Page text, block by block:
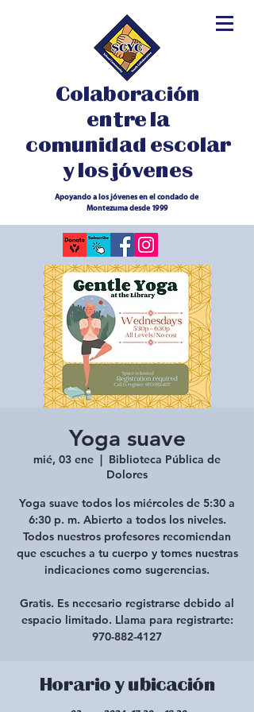
Colaboración
entre la
comunidad escolar
y los jóvenes
Apoyando a los jóvenes en el condado de
Montezuma desde 1999
Yoga suave
mié, 03 ene
  |
Biblioteca Pública de
Dolores
Yoga suave todos los miércoles de 5:30 a
6:30 p. m. Abierto a todos los niveles.
Todos nuestros profesores recomiendan
que escuches a tu cuerpo y tomes nuestras
indicaciones como sugerencias.
Gratis. Es necesario registrarse debido al
espacio limitado. Llama para registrarte:
970-882-4127
Horario y ubicación